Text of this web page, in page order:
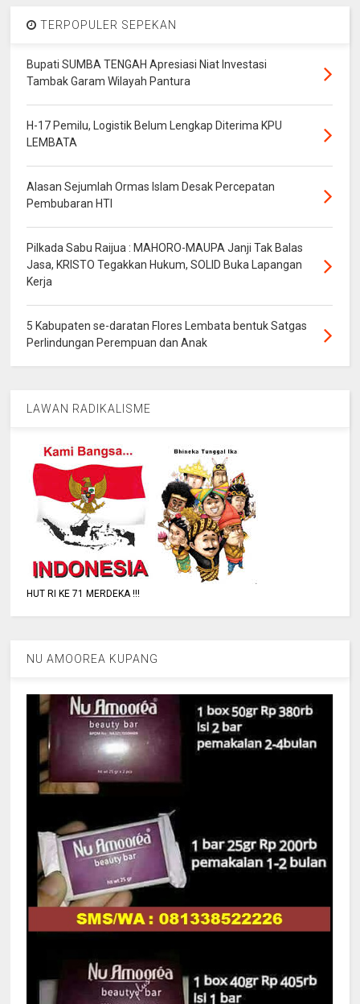
TERPOPULER SEPEKAN
Bupati SUMBA TENGAH Apresiasi Niat Investasi
Tambak Garam Wilayah Pantura
H-17 Pemilu, Logistik Belum Lengkap Diterima KPU
LEMBATA
Alasan Sejumlah Ormas Islam Desak Percepatan
Pembubaran HTI
Pilkada Sabu Raijua : MAHORO-MAUPA Janji Tak Balas
Jasa, KRISTO Tegakkan Hukum, SOLID Buka Lapangan
Kerja
5 Kabupaten se-daratan Flores Lembata bentuk Satgas
Perlindungan Perempuan dan Anak
LAWAN RADIKALISME
HUT RI KE 71 MERDEKA !!!
NU AMOOREA KUPANG